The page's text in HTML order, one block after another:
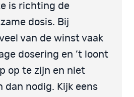
is richting de
dosis. Bij
van de winst vaak
dosering en ’t loont
op te zijn en niet
dan nodig. Kijk eens